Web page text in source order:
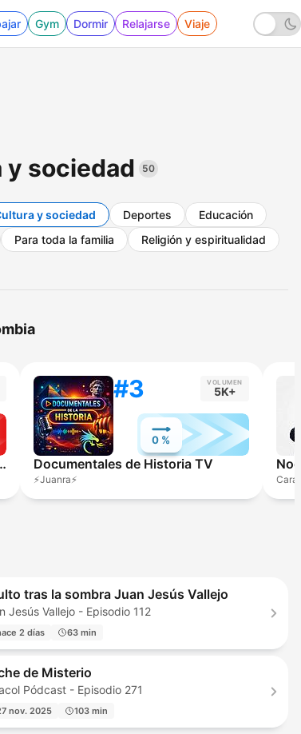
Gym Dormir Relajarse Viaje
y sociedad 50
y sociedad Deportes
Educación
Para toda la familia
Religión y espiritualidad
Jesús Vallejo
#3 VOLUMEN
5K+
0 %
Documentales de Historia TV
⚡️Juanra⚡️
tras la sombra Juan Jesús Vallejo
Jesús Vallejo - Episodio 112
2 días 63 min
de Misterio
Pódcast - Episodio 271
nov. 2025 103 min